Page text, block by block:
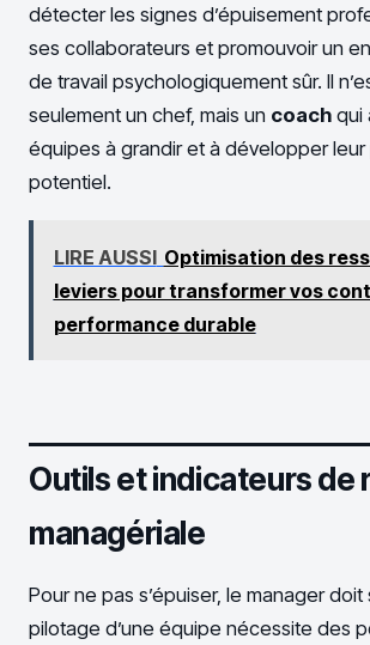
détecter les signes d’épuisement
ses collaborateurs et promouvoir un
de travail psychologiquement sûr. Il
seulement un chef, mais un coach qui
équipes à grandir et à développer
potentiel.
LIRE AUSSI Optimisation des
leviers pour transformer vos
performance durable
Outils et indicateurs de
managériale
Pour ne pas s’épuiser, le manager doit
pilotage d’une équipe nécessite des